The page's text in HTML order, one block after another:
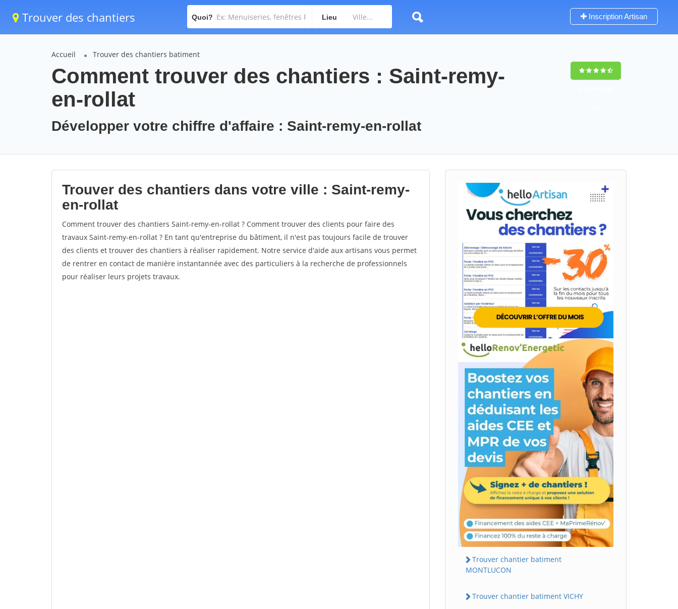
Trouver des chantiers Quoi? Lieu Inscription Artisan
Accueil Trouver des chantiers batiment
Comment trouver des chantiers : Saint-remy-
en-rollat
Développer votre chiffre d'affaire : Saint-remy-en-rollat
Trouver des chantiers dans votre ville : Saint-remy-
en-rollat
Comment trouver des chantiers Saint-remy-en-rollat ? Comment trouver des clients pour faire des
travaux Saint-remy-en-rollat ? En tant qu'entreprise du bâtiment, il n'est pas toujours facile de trouver
des clients et trouver des chantiers à réaliser rapidement. Notre service d'aide aux artisans vous permet
de rentrer en contact de manière instantannée avec des particuliers à la recherche de professionnels
pour réaliser leurs projets travaux.
Trouver chantier batiment
MONTLUCON
Trouver chantier batiment VICHY